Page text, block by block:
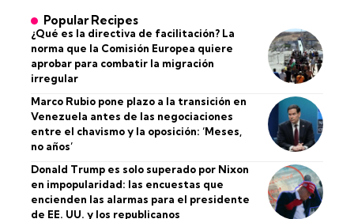
Popular Recipes
¿Qué es la directiva de facilitación? La
norma que la Comisión Europea quiere
aprobar para combatir la migración
irregular
Marco Rubio pone plazo a la transición en
Venezuela antes de las negociaciones
entre el chavismo y la oposición: ‘Meses,
no años’
Donald Trump es solo superado por Nixon
en impopularidad: las encuestas que
encienden las alarmas para el presidente
de EE. UU. y los republicanos